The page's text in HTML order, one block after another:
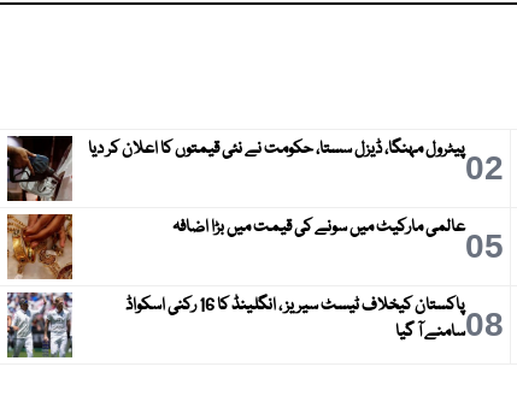
02پیٹرول مہنگا، ڈیزل سستا، حکومت نے نئی قیمتوں کا اعلان کر دیا
05عالمی مارکیٹ میں سونے کی قیمت میں بڑا اضافہ
08
پاکستان کیخلاف ٹیسٹ سیریز ، انگلینڈ کا 16 رکنی اسکواڈ
سامنے آ گیا